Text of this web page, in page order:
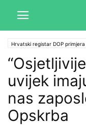
Hrvatski registar DOP primjera
uvijek
nas
Opskrba